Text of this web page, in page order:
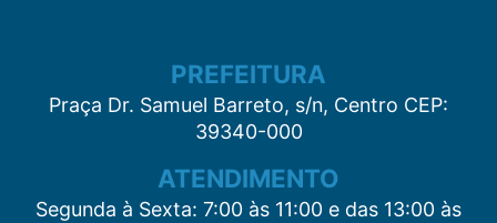
PREFEITURA
Praça Dr. Samuel Barreto, s/n, Centro CEP:
39340-000
ATENDIMENTO
Segunda à Sexta: 7:00 às 11:00 e das 13:00 às